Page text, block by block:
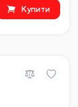
Купити